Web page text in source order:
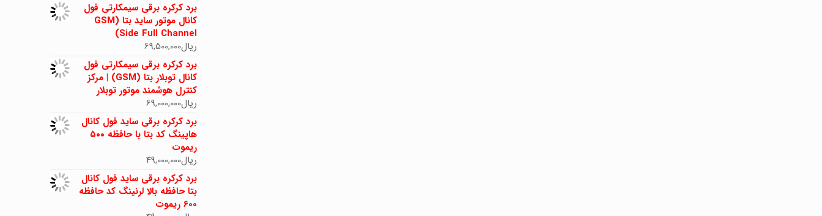
برد کرکره برقی سیمکارتی فول
کانال موتور ساید بتا (GSM
Side Full Channel)
ریال69,500,000
برد کرکره برقی سیمکارتی فول
کانال توبلار بتا (GSM) | مرکز
کنترل هوشمند موتور توبلار
ریال69,000,000
برد کرکره برقی ساید فول کانال
هاپینگ کد بتا با حافظه ۵۰۰
ریموت
ریال49,000,000
برد کرکره برقی ساید فول کانال
بتا حافظه بالا لرنینگ کد حافظه
600 ریموت